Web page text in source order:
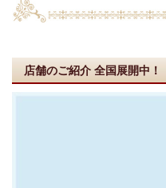
店舗のご紹介 全国展開中！